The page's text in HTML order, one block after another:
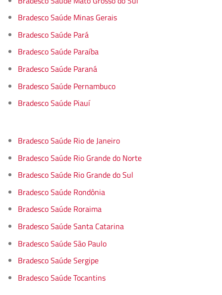
Bradesco Saúde Minas Gerais
Bradesco Saúde Pará
Bradesco Saúde Paraíba
Bradesco Saúde Paraná
Bradesco Saúde Pernambuco
Bradesco Saúde Piauí
Bradesco Saúde Rio de Janeiro
Bradesco Saúde Rio Grande do Norte
Bradesco Saúde Rio Grande do Sul
Bradesco Saúde Rondônia
Bradesco Saúde Roraima
Bradesco Saúde Santa Catarina
Bradesco Saúde São Paulo
Bradesco Saúde Sergipe
Bradesco Saúde Tocantins